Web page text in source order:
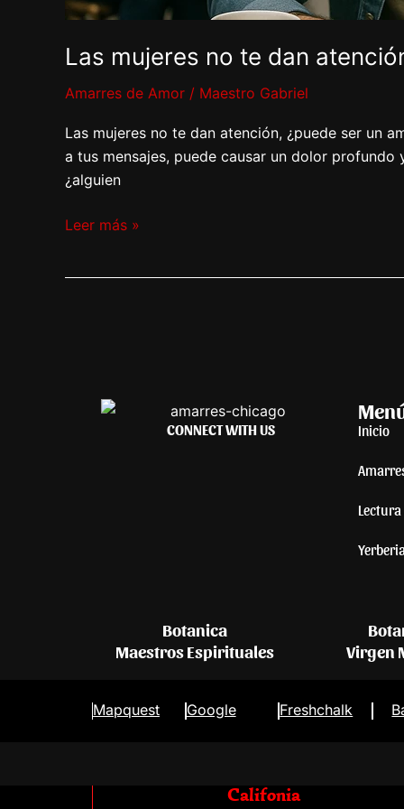
Las mujeres no te dan
Amarres de Amor / Maestro Gabriel
Las mujeres no te dan atención, ¿puede ser un
a tus mensajes, puede causar un dolor
¿alguien
Leer más »
CONNECT WITH US Inicio
Lectura
Botanica
Maestros Espirituales
Virgen
Mapquest Google Freshchalk
Califonia